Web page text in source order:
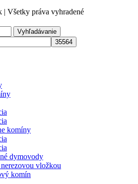
Všetky práva vyhradené
Vyhľadávanie
komíny
dymovody
vložkou
komín